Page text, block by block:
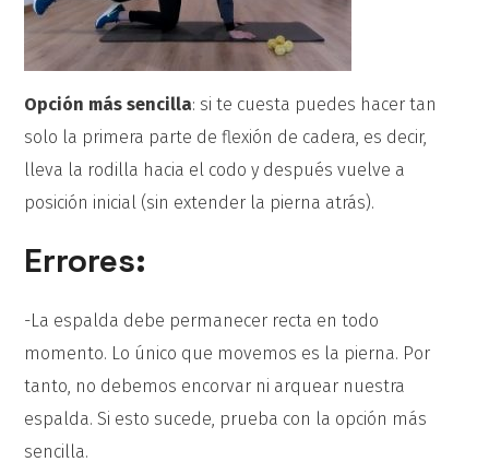
Opción más sencilla: si te cuesta puedes hacer tan
solo la primera parte de flexión de cadera, es decir,
lleva la rodilla hacia el codo y después vuelve a
posición inicial (sin extender la pierna atrás).
Errores:
-La espalda debe permanecer recta en todo
momento. Lo único que movemos es la pierna. Por
tanto, no debemos encorvar ni arquear nuestra
espalda. Si esto sucede, prueba con la opción más
sencilla.